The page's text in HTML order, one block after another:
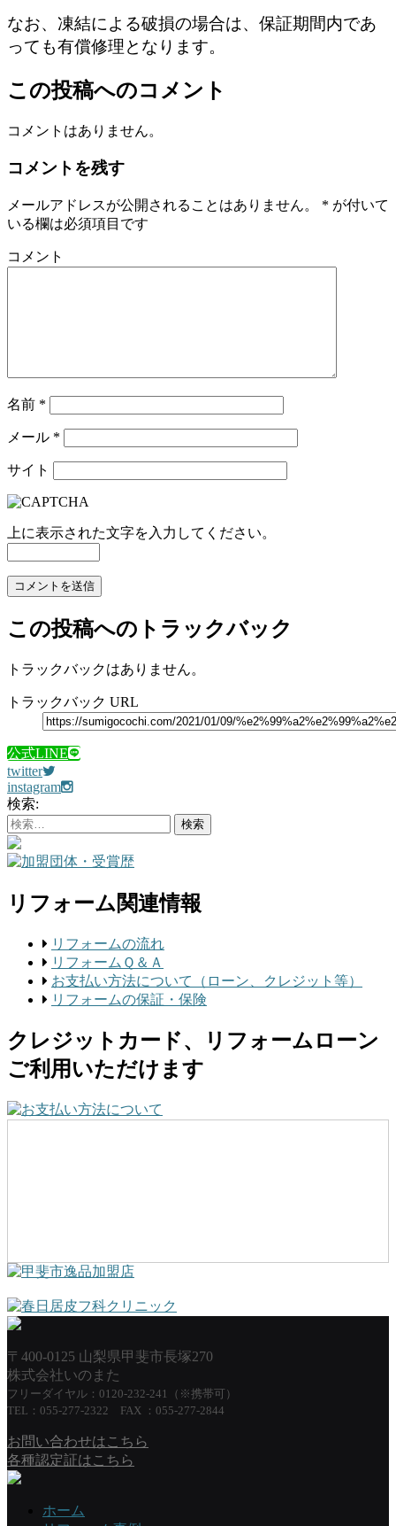
なお、凍結による破損の場合は、保証期間内であ
っても有償修理となります。
この投稿へのコメント
コメントはありません。
コメントを残す
メールアドレスが公開されることはありません。 * が付いて
いる欄は必須項目です
コメント
名前 *
メール *
サイト
上に表示された文字を入力してください。
この投稿へのトラックバック
トラックバックはありません。
トラックバック URL
公式LINE
twitter
instagram
検索:
リフォーム関連情報
リフォームの流れ
リフォームＱ＆Ａ
お支払い方法について（ローン、クレジット等）
リフォームの保証・保険
クレジットカード、リフォームローン
ご利用いただけます
〒400-0125 山梨県甲斐市長塚270
株式会社いのまた
フリーダイヤル：0120-232-241（※携帯可）
TEL：055-277-2322 FAX ：055-277-2844
お問い合わせはこちら
各種認定証はこちら
ホーム